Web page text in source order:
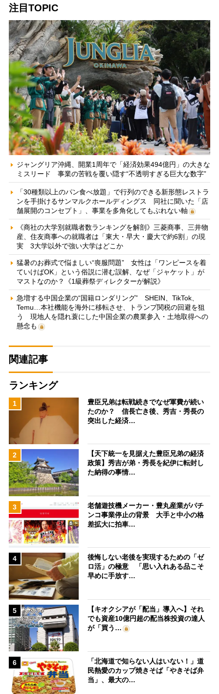
注目TOPIC
ジャングリア沖縄、開業1周年で「経済効果494億円」の大きな
ミスリード 事業の苦戦を覆い隠す“不透明すぎる巨大な数字”
「30種類以上のパン食べ放題」で行列のできる新形態レストラ
ンを手掛けるサンマルクホールディングス 同社に聞いた「店
舗展開のコンセプト」、事業を多角化してもぶれない軸
《商社の大学別就職者数ランキングを解剖》三菱商事、三井物
産、住友商事への就職者は「東大・早大・慶大で約6割」の現
実 3大学以外で強い大学はどこか
猛暑のお葬式で悩ましい“喪服問題” 女性は「ワンピースを着
ていけばOK」という俗説に潜む誤解、なぜ「ジャケット」が
マストなのか？《1級葬祭ディレクターが解説》
急増する中国企業の“国籍ロンダリング” SHEIN、TikTok、
Temu…本社機能を海外に移転させ、トランプ関税の回避を狙
う 現地人を隠れ蓑にした中国企業の農業参入・土地取得への
懸念も
関連記事
ランキング
1
豊臣兄弟は転戦続きでなぜ軍費が続い
たのか？ 信長亡き後、秀吉・秀長の
突出した経済…
2
【天下統一を見据えた豊臣兄弟の経済
政策】秀吉が弟・秀長を紀伊に転封し
た納得の事情…
3
老舗遊技機メーカー・豊丸産業がパチ
ンコ事業停止の背景 大手と中小の格
差拡大に拍車…
4
後悔しない老後を実現するための「ゼ
ロ活」の極意 「思い入れある品こそ
早めに手放す…
5
【キオクシアが「配当」導入へ】それ
でも資産10億円超の配当株投資の達人
が「買う…
6
「北海道で知らない人はいない！」道
民熱愛のカップ焼きそば「やきそば弁
当」、最大の…